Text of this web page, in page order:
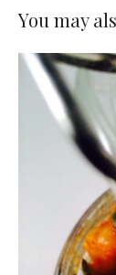
You may